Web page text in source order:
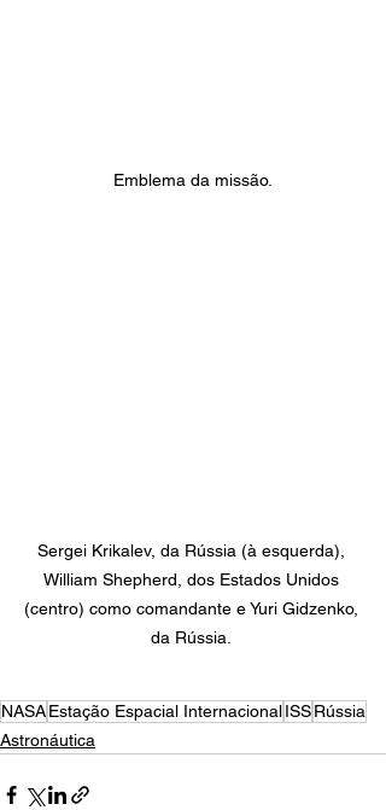
Emblema da missão.
Sergei Krikalev, da Rússia (à esquerda),
William Shepherd, dos Estados Unidos
(centro) como comandante e Yuri Gidzenko,
da Rússia.
NASAEstação Espacial InternacionalISSRússia
Astronáutica